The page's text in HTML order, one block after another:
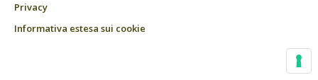
Privacy
Informativa estesa sui cookie